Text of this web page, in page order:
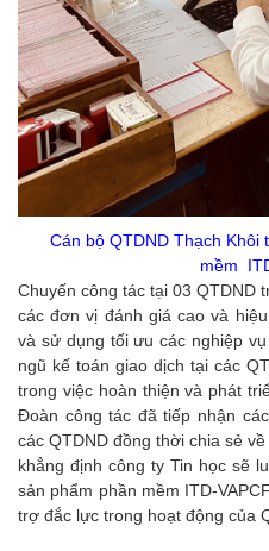
Cán bộ QTDND Thạch Khôi
mềm
Chuyến công tác tại 03 QTDND
các đơn vị đánh giá cao và
và sử dụng tối ưu các nghiệp
ngũ kế toán giao dịch tại các
trong việc hoàn thiện và phát
Đoàn công tác đã tiếp nhận
các QTDND đồng thời chia sẻ
khẳng định công ty Tin học sẽ
sản phẩm phần mềm ITD-
trợ đắc lực trong hoạt động của